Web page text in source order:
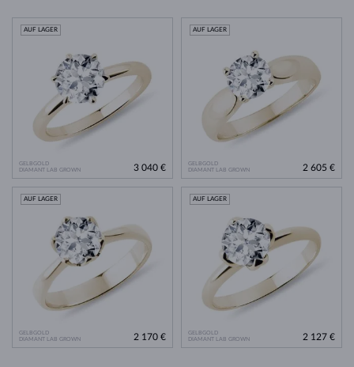
GELBGOLD
DIAMANT LAB GROWN
AUF LAGER
3 040 €
GELBGOLD
DIAMANT LAB GROWN
AUF LAGER
2 605 €
GELBGOLD
DIAMANT LAB GROWN
AUF LAGER
2 170 €
GELBGOLD
DIAMANT LAB GROWN
AUF LAGER
2 127 €